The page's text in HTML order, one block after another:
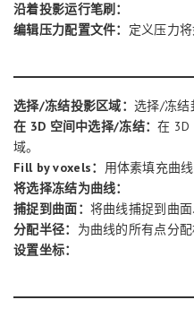
沿着投影运行笔刷：
编辑压力配置文件： 定义压力将
选择/冻结投影区域： 选择/冻结
在 3D 空间中选择/冻结：在 3D
域。
Fill by voxels： 用体素填充曲
将选择冻结为曲线：
捕捉到曲面： 将曲线捕捉到曲面
分配半径： 为曲线的所有点分
设置坐标：